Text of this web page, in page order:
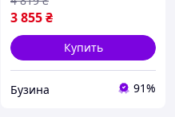
3 855₴
Купить
Бузина 91%